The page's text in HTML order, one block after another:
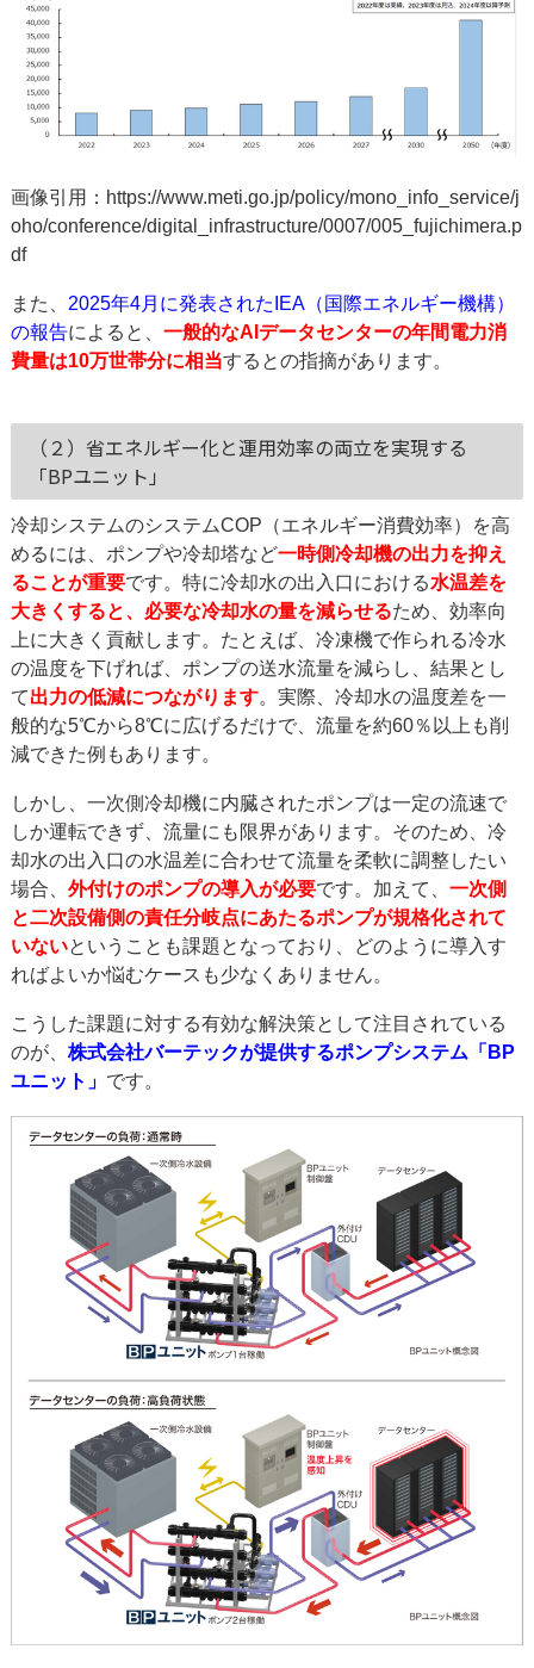
画像引用： https://www.meti.go.jp/policy/mono_info_service/j
oho/conference/digital_infrastructure/0007/005_fujichimera.p
df
また、 2025年4月に発表されたIEA（国際エネルギー機構）
の報告によると、 一般的なAIデータセンターの年間電力消
費量は10万世帯分に相当するとの指摘があります。
（２）省エネルギー化と運用効率の両立を実現する
「BPユニット」
冷却システムのシステムCOP（エネルギー消費効率）を高
めるには、ポンプや冷却塔など一時側冷却機の出力を抑え
ることが重要です。特に冷却水の出入口における水温差を
大きくすると、必要な冷却水の量を減らせるため、効率向
上に大きく貢献します。たとえば、冷凍機で作られる冷水
の温度を下げれば、ポンプの送水流量を減らし、結果とし
て出力の低減につながります。実際、冷却水の温度差を一
般的な5℃から8℃に広げるだけで、流量を約60％以上も削
減できた例もあります。
しかし、一次側冷却機に内臓されたポンプは一定の流速で
しか運転できず、流量にも限界があります。そのため、冷
却水の出入口の水温差に合わせて流量を柔軟に調整したい
場合、 外付けのポンプの導入が必要です。加えて、 一次側
と二次設備側の責任分岐点にあたるポンプが規格化されて
いないということも課題となっており、どのように導入す
ればよいか悩むケースも少なくありません。
こうした課題に対する有効な解決策として注目されている
のが、 株式会社バーテックが提供するポンプシステム「BP
ユニット」 です。